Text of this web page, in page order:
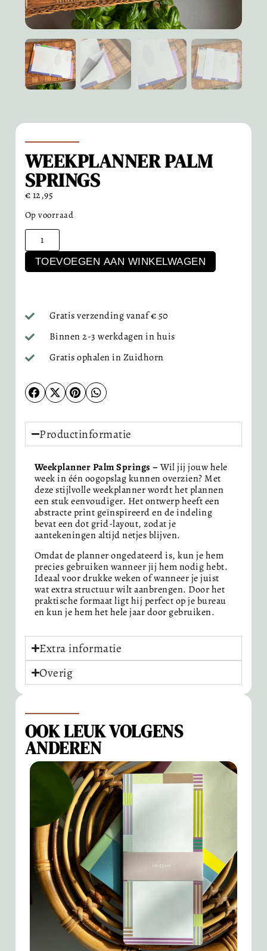
WEEKPLANNER PALM
SPRINGS
€12,95
Op voorraad
TOEVOEGEN AAN WINKELWAGEN
Gratis verzending vanaf € 50
Binnen 2-3 werkdagen in huis
Gratis ophalen in Zuidhorn
Productinformatie
Weekplanner Palm Springs –Wil jij jouw hele
week in één oogopslag kunnen overzien? Met
deze stijlvolle weekplanner wordt het plannen
een stuk eenvoudiger. Het ontwerp heeft een
abstracte print geïnspireerd en de indeling
bevat een dot grid-layout, zodat je
aantekeningen altijd netjes blijven.
Omdat de planner ongedateerd is, kun je hem
precies gebruiken wanneer jij hem nodig hebt.
Ideaal voor drukke weken of wanneer je juist
wat extra structuur wilt aanbrengen. Door het
praktische formaat ligt hij perfect op je bureau
en kun je hem het hele jaar door gebruiken.
Extra informatie
Overig
OOK LEUK VOLGENS
ANDEREN